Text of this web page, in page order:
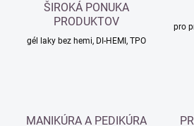
ŠIROKÁ PONUKA
PRODUKTOV
gél laky bez hemi, DI-HEMI, TPO
pro
MANIKÚRA A PEDIKÚRA